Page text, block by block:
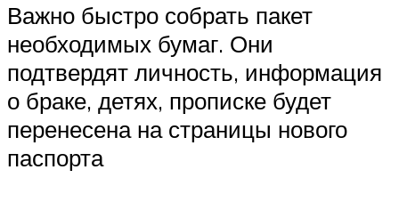
Важно быстро собрать пакет
необходимых бумаг. Они
подтвердят личность, информация
о браке, детях, прописке будет
перенесена на страницы нового
паспорта